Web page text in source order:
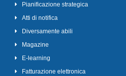
Pianificazione strategica
Atti di notifica
Diversamente abili
Magazine
E-learning
Fatturazione elettronica